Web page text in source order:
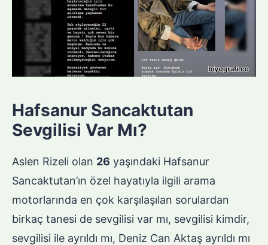
Hafsanur Sancaktutan
Sevgilisi Var Mı?
Aslen Rizeli olan 26 yaşındaki Hafsanur
Sancaktutan’ın özel hayatıyla ilgili arama
motorlarında en çok karşılaşılan sorulardan
birkaç tanesi de sevgilisi var mı, sevgilisi kimdir,
sevgilisi ile ayrıldı mı, Deniz Can Aktaş ayrıldı mı